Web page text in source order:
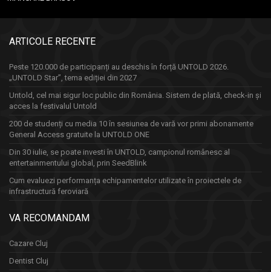
ARTICOLE RECENTE
Peste 120.000 de participanți au deschis în forță UNTOLD 2026.
„UNTOLD Star”, tema ediției din 2027
Untold, cel mai sigur loc public din România. Sistem de plată, check-in și
acces la festivalul Untold
200 de studenți cu media 10 în sesiunea de vară vor primi abonamente
General Access gratuite la UNTOLD ONE
Din 30 iulie, se poate investi în UNTOLD, campionul românesc al
entertainmentului global, prin SeedBlink
Cum evaluezi performanța echipamentelor utilizate în proiectele de
infrastructură feroviară
VA RECOMANDAM
Cazare Cluj
Dentist Cluj